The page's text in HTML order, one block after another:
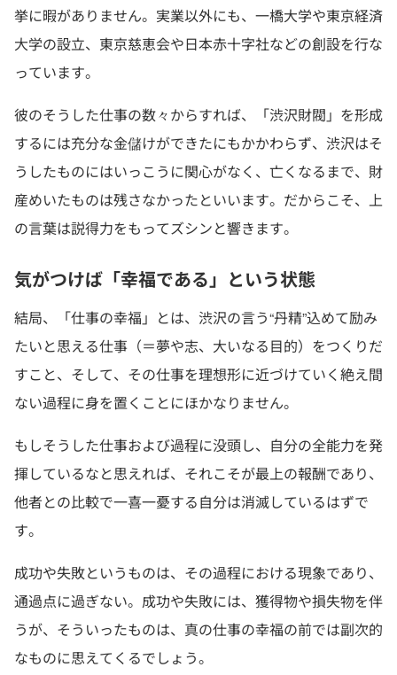
挙に暇がありません。実業以外にも、一橋大学や東京経済
大学の設立、東京慈恵会や日本赤十字社などの創設を行な
っています。
彼のそうした仕事の数々からすれば、「渋沢財閥」を形成
するには充分な金儲けができたにもかかわらず、渋沢はそ
うしたものにはいっこうに関心がなく、亡くなるまで、財
産めいたものは残さなかったといいます。だからこそ、上
の言葉は説得力をもってズシンと響きます。
気がつけば「幸福である」という状態
結局、「仕事の幸福」とは、渋沢の言う“丹精”込めて励み
たいと思える仕事（＝夢や志、大いなる目的）をつくりだ
すこと、そして、その仕事を理想形に近づけていく絶え間
ない過程に身を置くことにほかなりません。
もしそうした仕事および過程に没頭し、自分の全能力を発
揮しているなと思えれば、それこそが最上の報酬であり、
他者との比較で一喜一憂する自分は消滅しているはずで
す。
成功や失敗というものは、その過程における現象であり、
通過点に過ぎない。成功や失敗には、獲得物や損失物を伴
うが、そういったものは、真の仕事の幸福の前では副次的
なものに思えてくるでしょう。